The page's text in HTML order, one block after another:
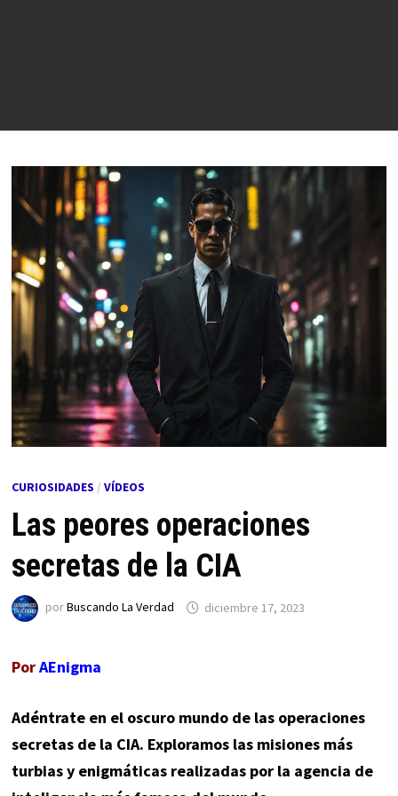
CURIOSIDADES / VÍDEOS
Las peores operaciones
secretas de la CIA
porBuscando La Verdad diciembre 17, 2023
PorAEnigma
Adéntrate en el oscuro mundo de las operaciones
secretas de la CIA. Exploramos las misiones más
turbias y enigmáticas realizadas por la agencia de